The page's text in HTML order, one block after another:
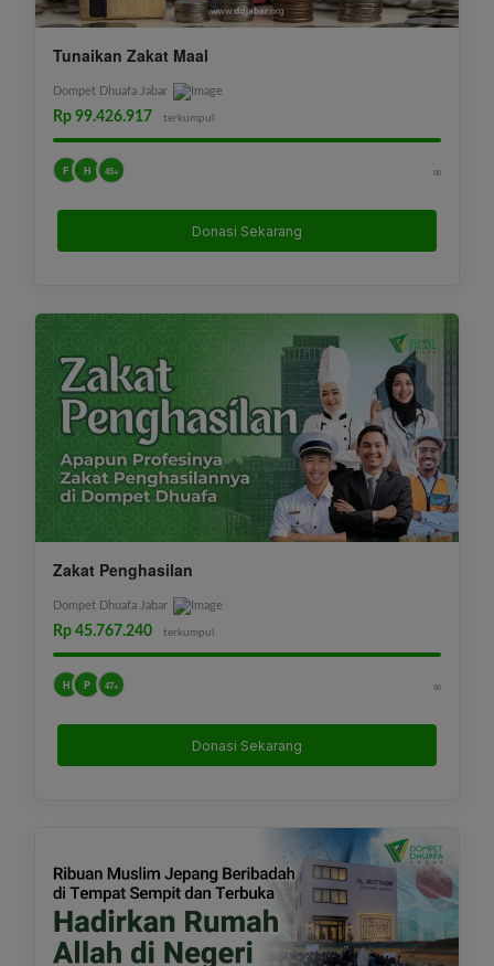
Tunaikan Zakat Maal
Dompet Dhuafa Jabar
Rp 99.426.917 terkumpul
F H 45+ ∞
Donasi Sekarang
Zakat Penghasilan
Dompet Dhuafa Jabar
Rp 45.767.240 terkumpul
H P 47+ ∞
Donasi Sekarang